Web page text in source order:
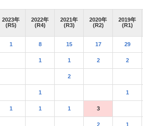
2023年
(R5)
2022年
(R4)
2021 年
(R3)
2020年
(R2)
2019年
(R1)
1 8 15 17 29
1 1 2 2
2
1 1
1 1 1 3
2 1